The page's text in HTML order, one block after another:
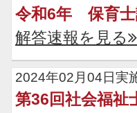
令和6年 保育士
解答速報を見る
2024年02月04日実
第36回社会福祉